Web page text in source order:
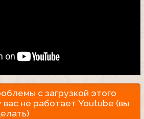
с загрузкой этого
вас не работает Youtube (вы